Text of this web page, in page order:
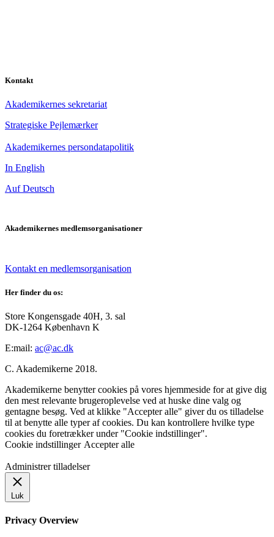
Kontakt
Akademikernes sekretariat
Strategiske Pejlemærker
Akademikernes persondatapolitik
In English
Auf Deutsch
Akademikernes medlemsorganisationer
Kontakt en medlemsorganisation
Her finder du os:
Store Kongensgade 40H, 3. sal
DK-1264 København K
E:mail: ac@ac.dk
C. Akademikerne 2018.
Akademikerne benytter cookies på vores hjemmeside for at give dig
den mest relevante brugeroplevelse ved at huske dine valg og
gentagne besøg. Ved at klikke "Accepter alle" giver du os tilladelse
til at benytte alle typer af cookies. Du kan kontrollere hvilke type
cookies du foretrækker under "Cookie indstillinger".
Cookie indstillinger Accepter alle
Administrer tilladelser
Luk
Privacy Overview